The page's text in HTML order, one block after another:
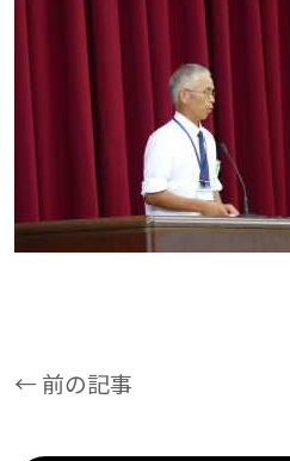
← 前の記事